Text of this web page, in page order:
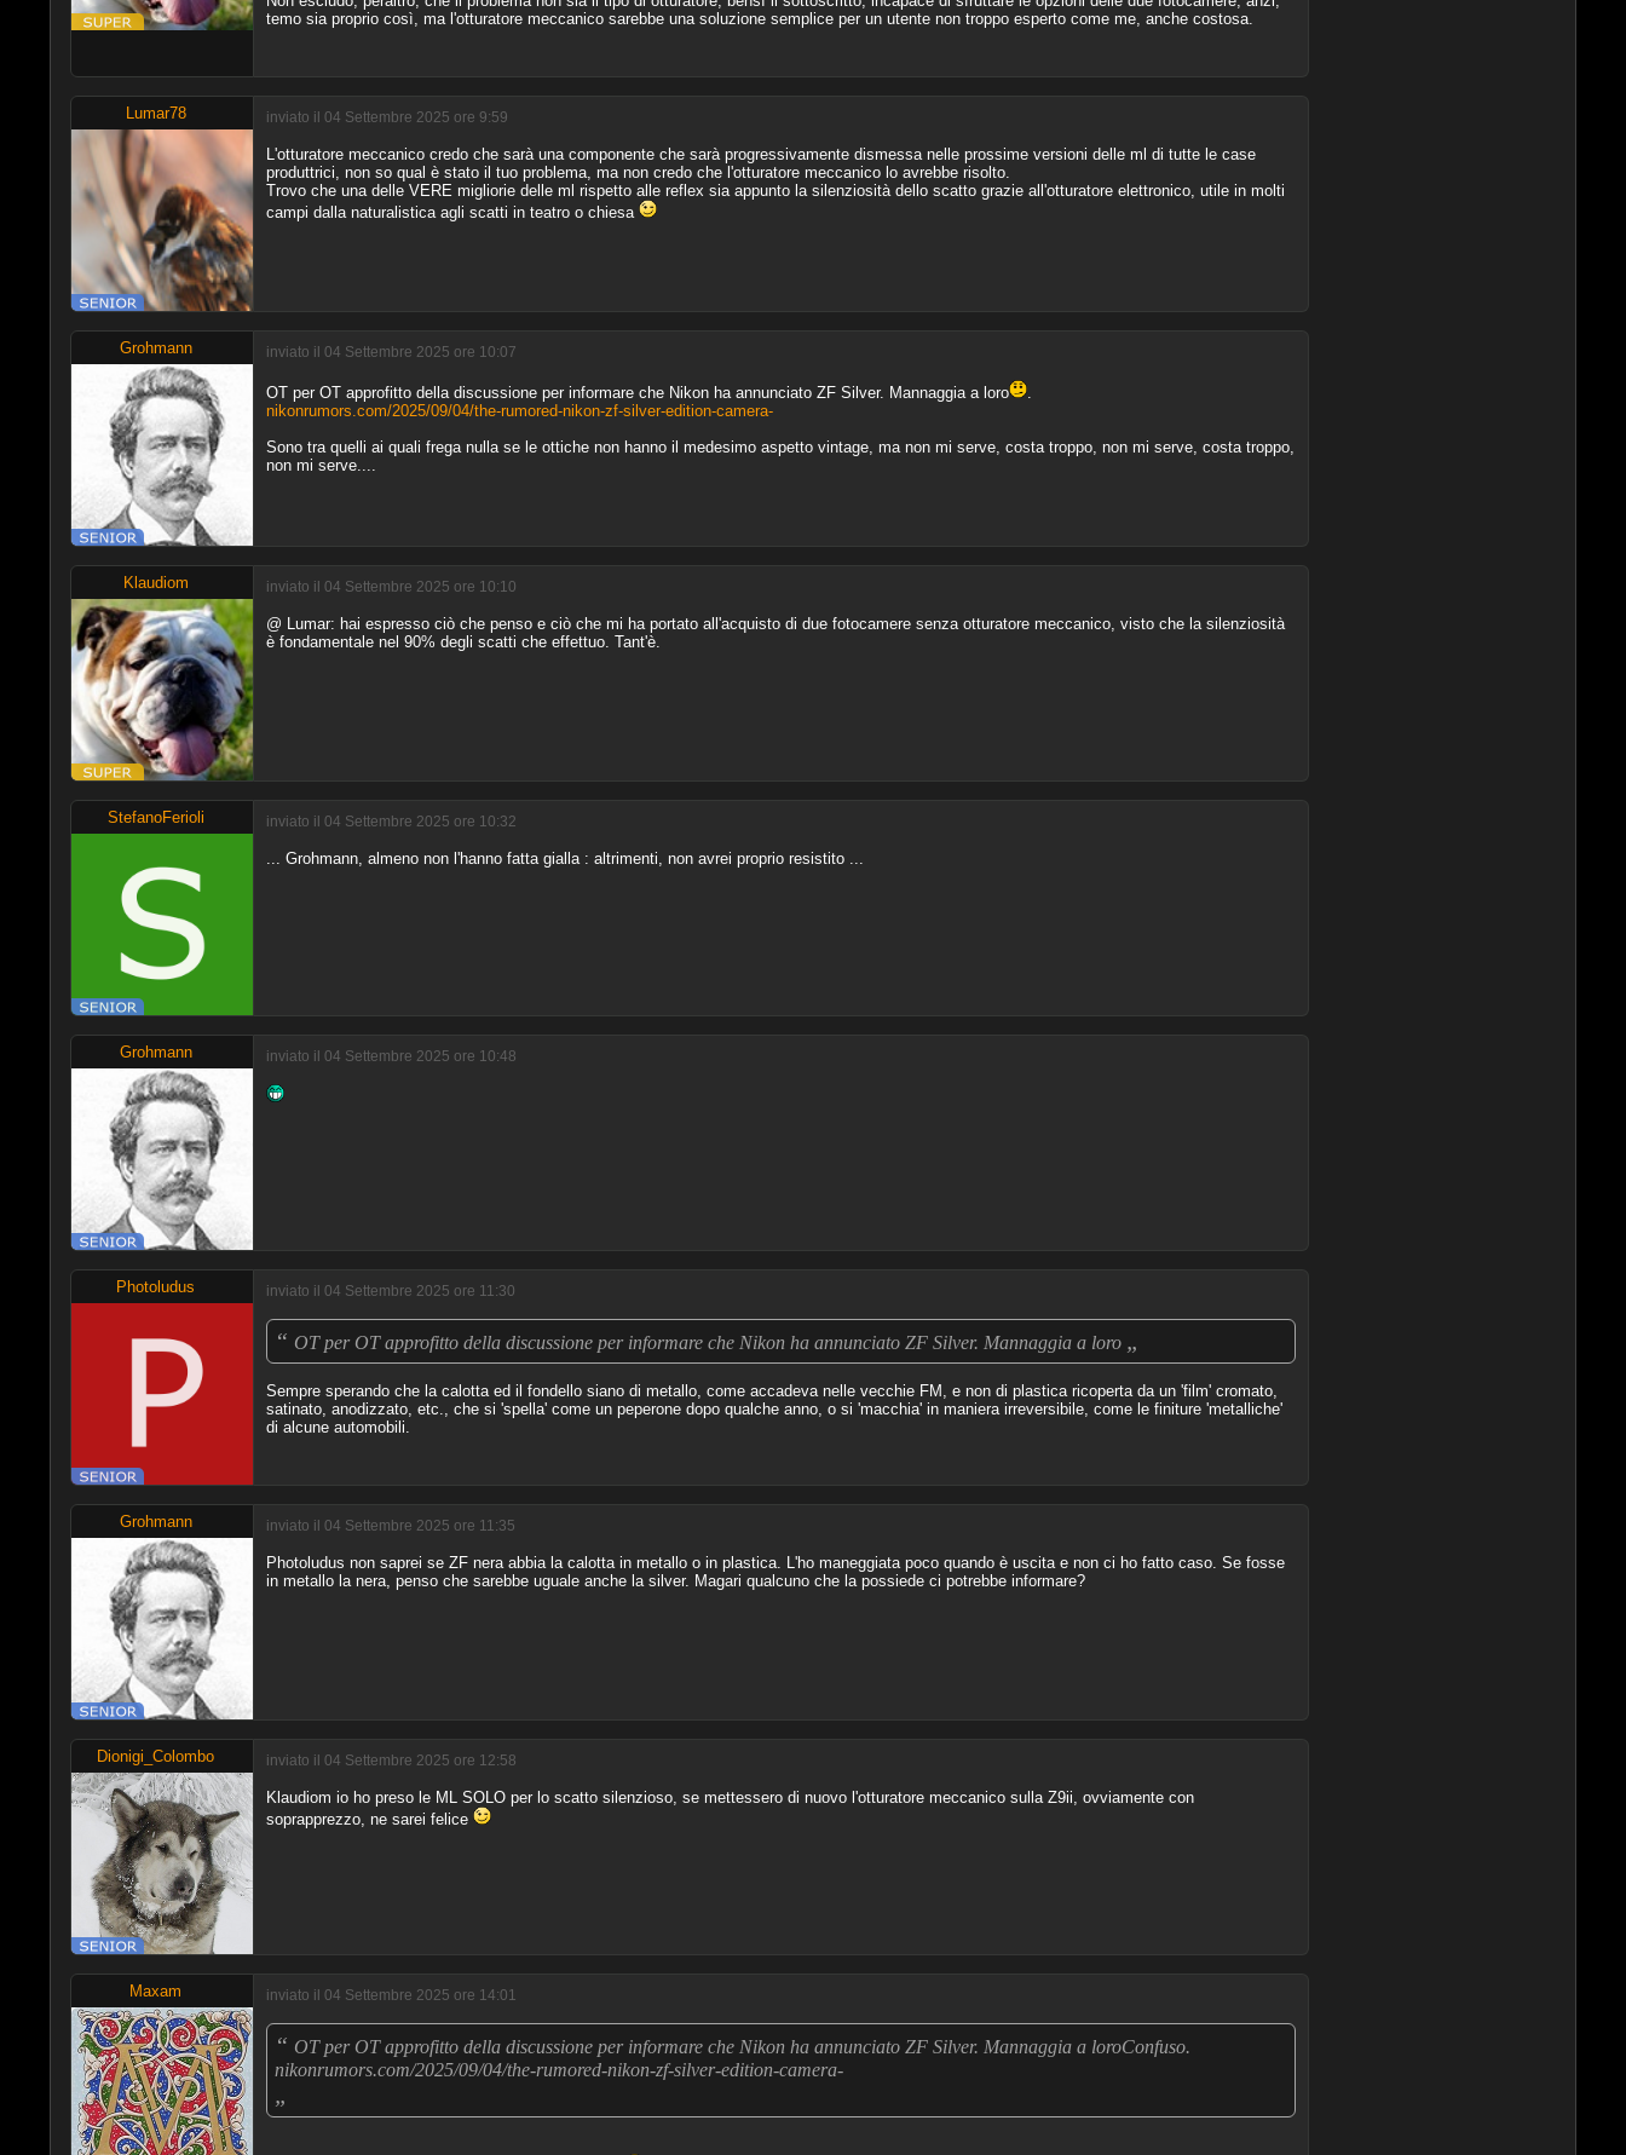
temo sia proprio così, ma l'otturatore meccanico sarebbe una soluzione semplice per un utente non troppo esperto come me, anche costosa.
Lumar78 inviato il 04 Settembre 2025 ore 9:59
L'otturatore meccanico credo che sarà una componente che sarà progressivamente dismessa nelle prossime versioni delle ml di tutte le case
produttrici, non so qual è stato il tuo problema, ma non credo che l'otturatore meccanico lo avrebbe risolto.
Trovo che una delle VERE migliorie delle ml rispetto alle reflex sia appunto la silenziosità dello scatto grazie all'otturatore elettronico, utile in molti
campi dalla naturalistica agli scatti in teatro o chiesa
Grohmann inviato il 04 Settembre 2025 ore 10:07
OT per OT approfitto della discussione per informare che Nikon ha annunciato ZF Silver. Mannaggia a loro
.
nikonrumors.com/2025/09/04/the-rumored-nikon-zf-silver-edition-camera-
Sono tra quelli ai quali frega nulla se le ottiche non hanno il medesimo aspetto vintage, ma non mi serve, costa troppo, non mi serve, costa troppo,
non mi serve....
Klaudiom inviato il 04 Settembre 2025 ore 10:10
@ Lumar: hai espresso ciò che penso e ciò che mi ha portato all'acquisto di due fotocamere senza otturatore meccanico, visto che la silenziosità
è fondamentale nel 90% degli scatti che effettuo. Tant'è.
StefanoFerioli inviato il 04 Settembre 2025 ore 10:32
... Grohmann, almeno non l'hanno fatta gialla : altrimenti, non avrei proprio resistito ...
Grohmann inviato il 04 Settembre 2025 ore 10:48
Photoludus inviato il 04 Settembre 2025 ore 11:30
“ OT per OT approfitto della discussione per informare che Nikon ha annunciato ZF Silver. Mannaggia a loro „
Sempre sperando che la calotta ed il fondello siano di metallo, come accadeva nelle vecchie FM, e non di plastica ricoperta da un 'film' cromato,
satinato, anodizzato, etc., che si 'spella' come un peperone dopo qualche anno, o si 'macchia' in maniera irreversibile, come le finiture 'metalliche'
di alcune automobili.
Grohmann inviato il 04 Settembre 2025 ore 11:35
Photoludus non saprei se ZF nera abbia la calotta in metallo o in plastica. L'ho maneggiata poco quando è uscita e non ci ho fatto caso. Se fosse
in metallo la nera, penso che sarebbe uguale anche la silver. Magari qualcuno che la possiede ci potrebbe informare?
Dionigi_Colombo inviato il 04 Settembre 2025 ore 12:58
Klaudiom io ho preso le ML SOLO per lo scatto silenzioso, se mettessero di nuovo l'otturatore meccanico sulla Z9ii, ovviamente con
soprapprezzo, ne sarei felice
Maxam inviato il 04 Settembre 2025 ore 14:01
“ OT per OT approfitto della discussione per informare che Nikon ha annunciato ZF Silver. Mannaggia a loroConfuso.
nikonrumors.com/2025/09/04/the-rumored-nikon-zf-silver-edition-camera-
„